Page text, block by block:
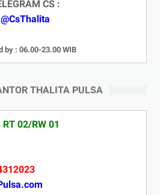
CS :
@CsThalita
by : 06.00-23.00 WIB
THALITA PULSA
02/RW 01